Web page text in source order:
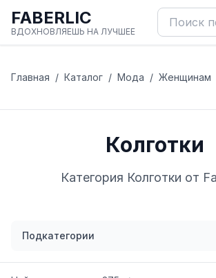
FABERLIC
ВДОХНОВЛЯЕШЬ НА ЛУЧШЕЕ
Главная / Каталог / Мода / Женщинам
Колготки
Категория Колготки от
Подкатегории